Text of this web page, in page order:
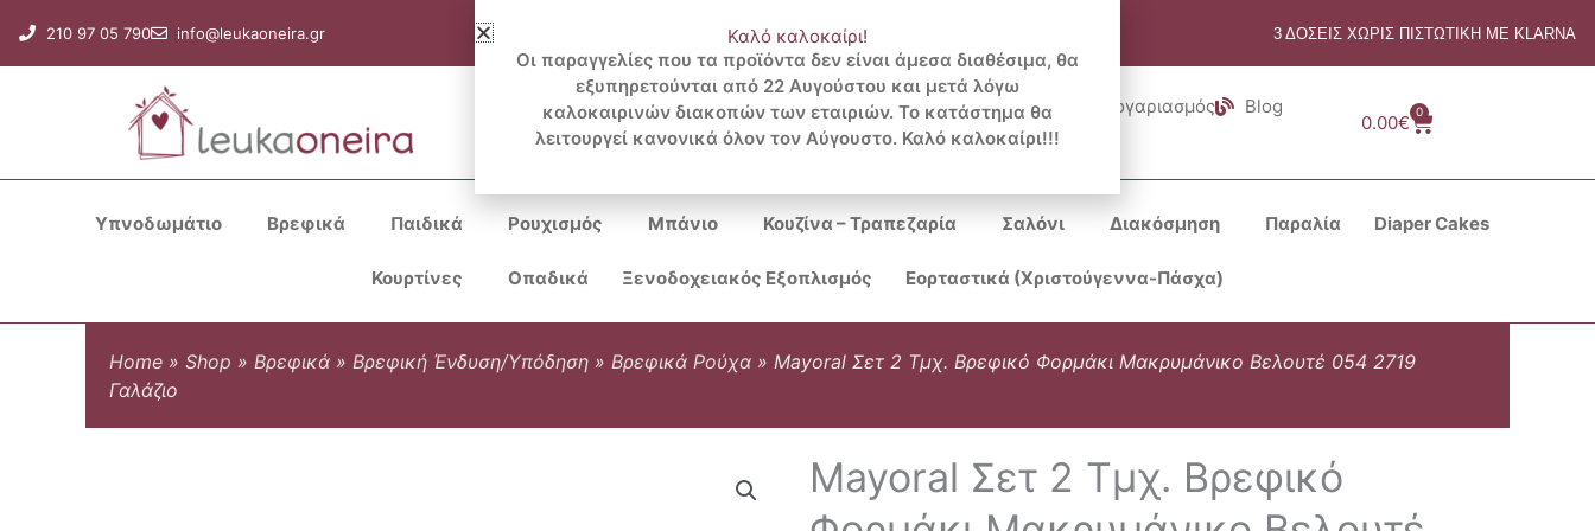
στο
περιεχόμενο
210 97 05 790 info@leukaoneira.gr 3 ΔΟΣΕΙΣ ΧΩΡΙΣ ΠΙΣΤΩΤΙΚΗ ΜΕ KLARNA
Search
...
Λογαριασμός Blog
0.00€
0
Cart
Υπνοδωμάτιο Βρεφικά Παιδικά Ρουχισμός Μπάνιο Κουζίνα – Τραπεζαρία Σαλόνι Διακόσμηση Παραλία Diaper Cakes
Κουρτίνες Οπαδικά Ξενοδοχειακός Εξοπλισμός Εορταστικά (Χριστούγεννα-Πάσχα)
Home » Shop » Βρεφικά » Βρεφική Ένδυση/Υπόδηση » Βρεφικά Ρούχα » Mayoral Σετ 2 Τμχ. Βρεφικό Φορμάκι Μακρυμάνικο Βελουτέ 054 2719
Γαλάζιο
Mayoral Σετ 2 Τμχ. Βρεφικό
Καλό καλοκαίρι!
Οι παραγγελίες που τα προϊόντα δεν είναι άμεσα διαθέσιμα, θα
εξυπηρετούνται από 22 Αυγούστου και μετά λόγω
καλοκαιρινών διακοπών των εταιριών. Το κατάστημα θα
λειτουργεί κανονικά όλον τον Αύγουστο. Καλό καλοκαίρι!!!